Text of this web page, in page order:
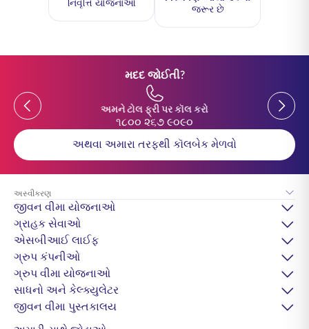
નિવૃત્તિ યોજનાઓ
જરૂર છે
મદદ જોઈતી?
Previous
અમને ટોલ ફ્રી પર કૉલ કરો
૧૮૦૦ ૨૬૭ ૯૦૯૦
Previous
અથવા અમારા તરફથી કૉલબેક મેળવો
અસ્વીકરણ
જીવન વીમા યોજનાઓ
ગ્રાહક સેવાઓ
એસબીઆઈ લાઈફ
ગ્રુપ કંપનીઓ
ગ્રુપ વીમા યોજનાઓ
સાધનો અને કેલ્ક્યુલેટર
જીવન વીમા પુસ્તકાલય